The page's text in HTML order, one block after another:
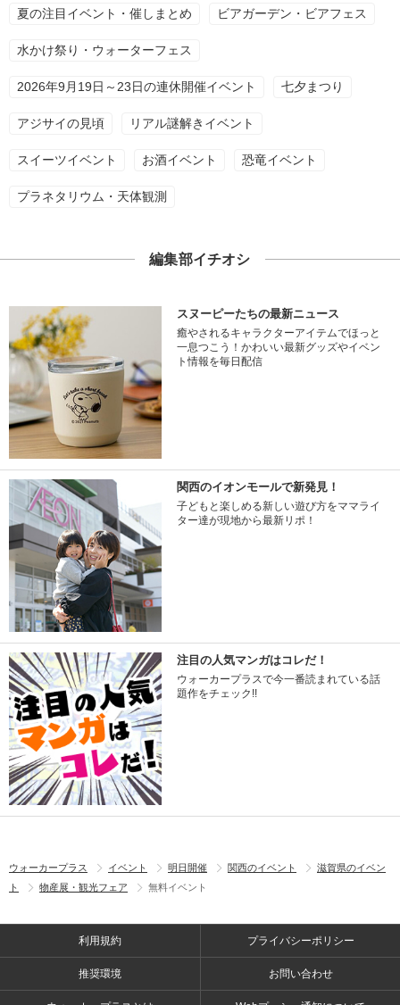
夏の注目イベント・催しまとめ ビアガーデン・ビアフェス
水かけ祭り・ウォーターフェス
2026年9月19日～23日の連休開催イベント 七夕まつり
アジサイの見頃 リアル謎解きイベント
スイーツイベント お酒イベント 恐竜イベント
プラネタリウム・天体観測
編集部イチオシ
スヌーピーたちの最新ニュース
癒やされるキャラクターアイテムでほっと
一息つこう！かわいい最新グッズやイベン
ト情報を毎日配信
関西のイオンモールで新発見！
子どもと楽しめる新しい遊び方をママライ
ター達が現地から最新リポ！
注目の人気マンガはコレだ！
ウォーカープラスで今一番読まれている話
題作をチェック!!
ウォーカープラス イベント 明日開催 関西のイベント
滋賀県のイベン
ト
物産展・観光フェア 無料イベント
利用規約 プライバシーポリシー
推奨環境 お問い合わせ